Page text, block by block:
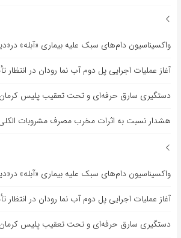
واکسیناسیون دام‌های سبک علیه بیماری «آبله»
آغاز عملیات اجرایی پل دوم آب نما رودان در
دستگیری سارق حرفه‌ای و تحت تعقیب پلیس کرمان
هشدار نسبت به اثرات مخرب مصرف مشروبات
واکسیناسیون دام‌های سبک علیه بیماری «آبله»
آغاز عملیات اجرایی پل دوم آب نما رودان در
دستگیری سارق حرفه‌ای و تحت تعقیب پلیس کرمان